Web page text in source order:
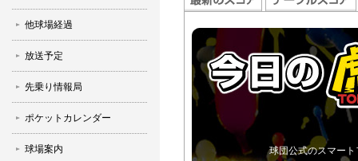
他球場経過
放送予定
先乗り情報局
ポケットカレンダー
球場案内
球団公式のスマー